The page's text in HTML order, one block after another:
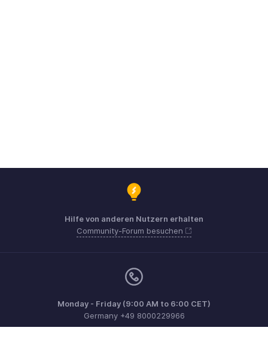
Hilfe von anderen Nutzern erhalten
Community-Forum besuchen
Monday - Friday (9:00 AM to 6:00 CET)
Germany +49 8000229966